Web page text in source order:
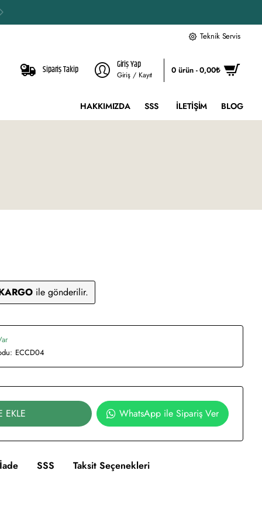
Teknik Servis
Sipariş Takip Giriş Yap
Giriş / Kayıt 0 ürün - 0,00₺
HAKKIMIZDA SSS İLETIŞIM BLOG
ile gönderilir.
ECCD04
EKLE WhatsApp ile Sipariş Ver
SSS Taksit Seçenekleri